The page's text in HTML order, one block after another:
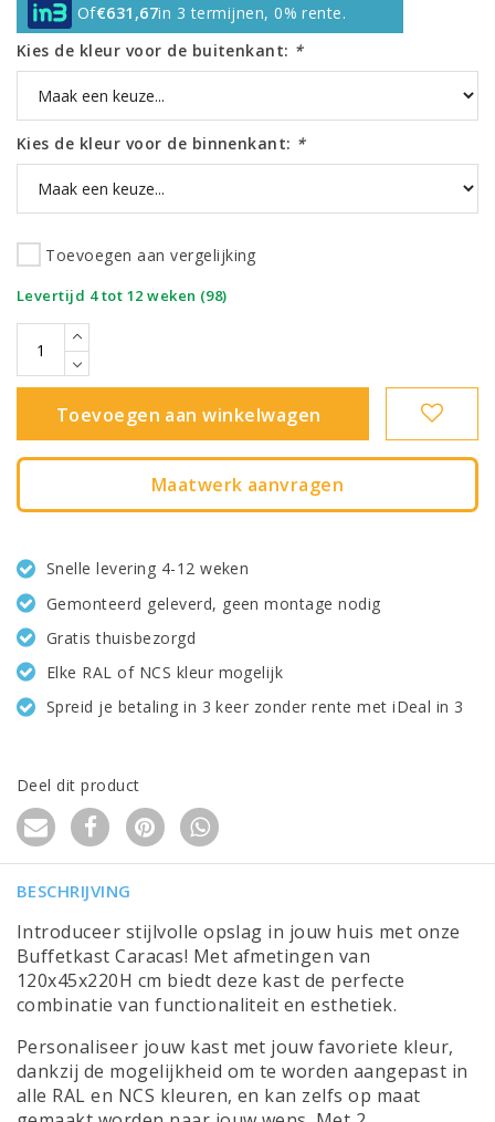
Of€631,67in 3 termijnen, 0% rente.
Kies de kleur voor de buitenkant: *
Kies de kleur voor de binnenkant: *
Toevoegen aan vergelijking
Levertijd 4 tot 12 weken (98)
Toevoegen aan winkelwagen
Maatwerk aanvragen
Snelle levering 4-12 weken
Gemonteerd geleverd, geen montage nodig
Gratis thuisbezorgd
Elke RAL of NCS kleur mogelijk
Spreid je betaling in 3 keer zonder rente met iDeal in 3
Deel dit product
BESCHRIJVING
Introduceer stijlvolle opslag in jouw huis met onze
Buffetkast Caracas! Met afmetingen van
120x45x220H cm biedt deze kast de perfecte
combinatie van functionaliteit en esthetiek.
Personaliseer jouw kast met jouw favoriete kleur,
dankzij de mogelijkheid om te worden aangepast in
alle RAL en NCS kleuren, en kan zelfs op maat